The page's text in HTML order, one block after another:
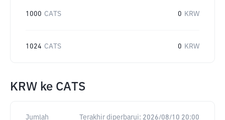
1000 CATS 0 KRW
1024 CATS 0 KRW
KRW ke CATS
Jumlah Terakhir diperbarui: 2026/08/10 20:00